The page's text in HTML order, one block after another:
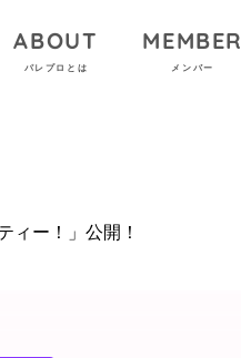
ABOUT
パレプロとは
MEMBER
メンバー
ー！」公開！